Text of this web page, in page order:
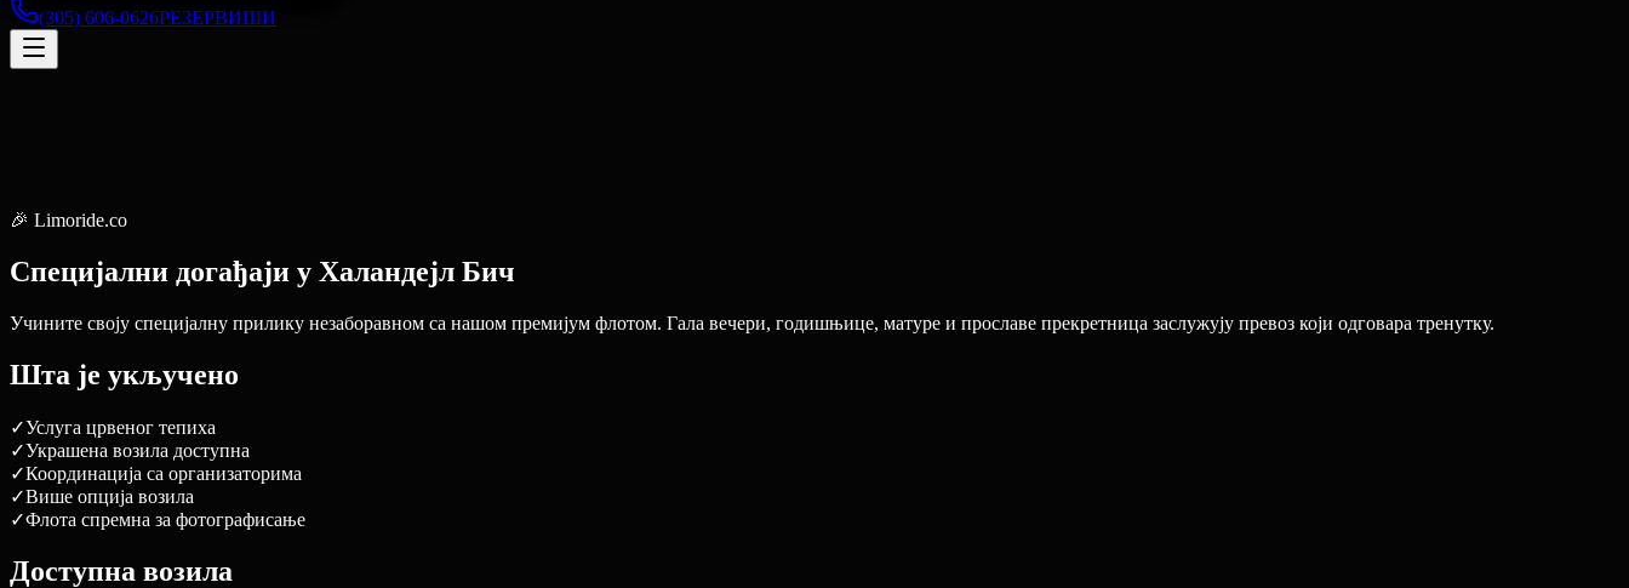
(305) 606-0626РЕЗЕРВИШИ
🎉 Limoride.co
Специјални догађаји у Халандејл Бич
Учините своју специјалну прилику незаборавном са нашом премијум флотом. Гала вечери, годишњице, матуре и прославе прекретница заслужују превоз који одговара тренутку.
Шта је укључено
✓Услуга црвеног тепиха
✓Украшена возила доступна
✓Координација са организаторима
✓Више опција возила
✓Флота спремна за фотографисање
Доступна возила